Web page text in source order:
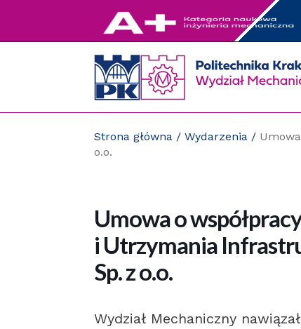
Strona główna /Wydarzenia /
o.o.
Umowa o
i Utrzymania
Sp. z o.o.
Wydział Mechaniczny